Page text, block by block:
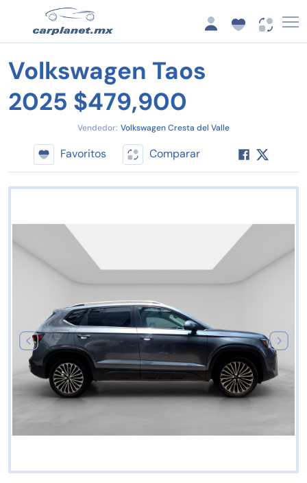
Volkswagen Taos
2025 $479,900
Vendedor: Volkswagen Cresta del Valle
Favoritos Comparar